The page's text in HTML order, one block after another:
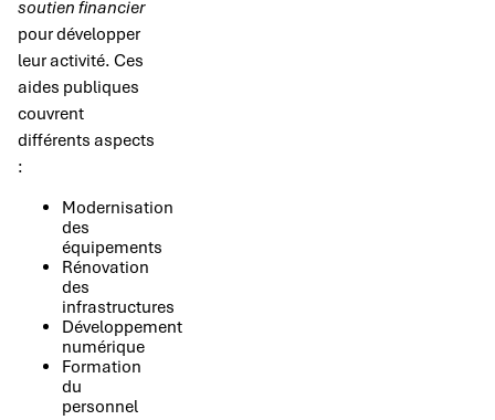
soutien financier
pour développer
leur activité. Ces
aides publiques
couvrent
différents aspects
:
Modernisation
des
équipements
Rénovation
des
infrastructures
Développement
numérique
Formation
du
personnel